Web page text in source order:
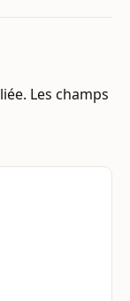
Les champs